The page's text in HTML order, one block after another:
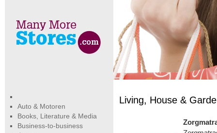
Living, House &
Auto & Motoren
Books, Literature & Media
Business-to-business